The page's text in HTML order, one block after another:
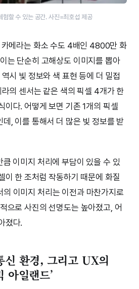
험할 수 있는 공간. 사진=최호섭 제공
메라는 화소 수도 4배인 4800만 화
는 단순히 고해상도 이미지를 뽑아
시 빛 정보와 색 표현 등에 더 밀접
의 센서는 같은 색의 픽셀 4개가 한
이다. 어떻게 보면 기존 1개의 픽셀
, 이를 통해서 더 많은 빛 정보를 받
이미지 처리에 부담이 있을 수 있
이 한 조처럼 작동하기 때문에 화질
이미지 처리는 이전과 마찬가지로
으로 사진의 선명도는 높아졌고, 어
졌다.
신 환경, 그리고 UX의
아일랜드’